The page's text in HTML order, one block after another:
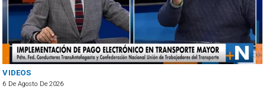
VIDEOS
6 De Agosto De 2026